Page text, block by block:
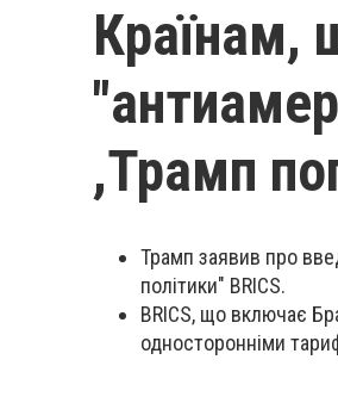
Країнам,
,Трамп
Трамп заявив про
політики" BRICS.
BRICS, що включає
односторонніми